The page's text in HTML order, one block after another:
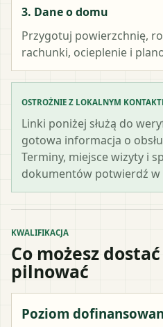
3. Dane o domu
Przygotuj powierzchnię,
rachunki, ocieplenie i
OSTROŻNIE Z LOKALNYM
Linki poniżej służą do
gotowa informacja o
Terminy, miejsce wizyty i
dokumentów potwierdź
KWALIFIKACJA
Co możesz
pilnować
Poziom